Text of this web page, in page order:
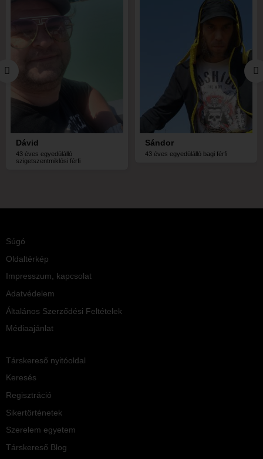
Dávid
43 éves egyedülálló
szigetszentmiklósi férfi
Sándor
43 éves egyedülálló bagi férfi
Súgó
Oldaltérkép
Impresszum, kapcsolat
Adatvédelem
Általános Szerződési Feltételek
Médiaajánlat
Társkereső nyitóoldal
Keresés
Regisztráció
Sikertörténetek
Szerelem egyetem
Társkereső Blog